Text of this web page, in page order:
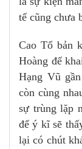
tế cũng chưa
Cao Tổ bản
Hoàng đế
Hạng Vũ
còn cùng
sự trùng lặp
để ý kĩ sẽ
lại có chút